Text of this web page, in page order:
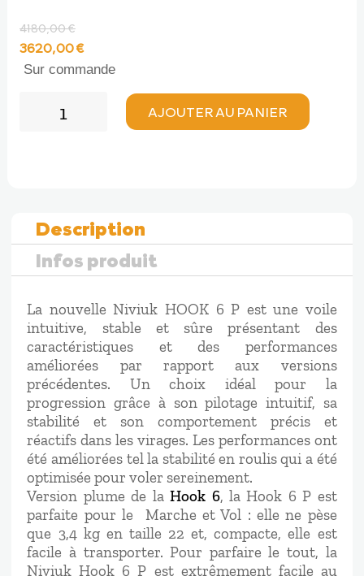
4180,00€
Le
prix
était :
4180,00 €.
3620,00€Le
prix
3620,00 €.
Sur commande
AJOUTER AU PANIER
Description
Infos produit
La nouvelle Niviuk HOOK 6 P est une voile
intuitive, stable et sûre présentant des
caractéristiques et des performances
améliorées par rapport aux versions
précédentes. Un choix idéal pour la
progression grâce à son pilotage intuitif, sa
stabilité et son comportement précis et
réactifs dans les virages. Les performances ont
été améliorées tel la stabilité en roulis qui a été
optimisée pour voler sereinement.
Version plume de laHook 6, la Hook 6 P est
parfaite pour le Marche et Vol : elle ne pèse
que 3,4 kg en taille 22 et, compacte, elle est
facile à transporter. Pour parfaire le tout, la
Niviuk Hook 6 P est extrêmement facile au